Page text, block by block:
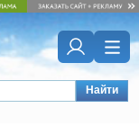
Найти